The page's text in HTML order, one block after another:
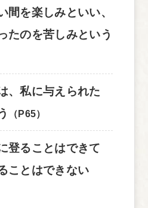
間を楽しみといい、
たのを苦しみという
、私に与えられた
（P65）
登ることはできて
ことはできない